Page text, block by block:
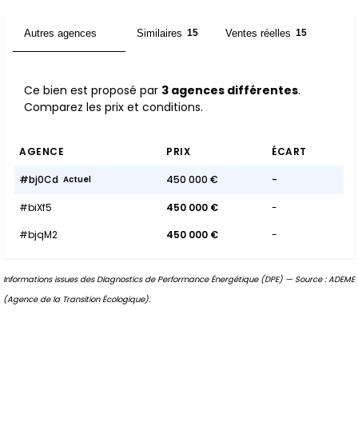
Autres agences Similaires 15 Ventes réelles 15
Ce bien est proposé par 3 agences différentes.
Comparez les prix et conditions.
AGENCE PRIX ÉCART
#bj0Cd Actuel 450 000 € -
#biXf5 450 000 €
-
#bjqM2
450 000 € -
Informations issues des Diagnostics de Performance Énergétique (DPE) — Source : ADEME
(Agence de la Transition Écologique).